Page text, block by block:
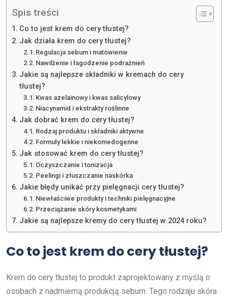
Spis treści
Co to jest krem do cery tłustej?
Jak działa krem do cery tłustej?
Regulacja sebum i matowienie
Nawilżenie i łagodzenie podrażnień
Jakie są najlepsze składniki w kremach do cery
tłustej?
Kwas azelainowy i kwas salicylowy
Niacynamid i ekstrakty roślinne
Jak dobrać krem do cery tłustej?
Rodzaj produktu i składniki aktywne
Formuły lekkie i niekomedogenne
Jak stosować krem do cery tłustej?
Oczyszczanie i tonizacja
Peelingi i złuszczanie naskórka
Jakie błędy unikać przy pielęgnacji cery tłustej?
Niewłaściwe produkty i techniki pielęgnacyjne
Przeciążanie skóry kosmetykami
Jakie są najlepsze kremy do cery tłustej w 2024 roku?
Co to jest krem do cery tłustej?
Krem do cery tłustej to produkt zaprojektowany z myślą o
osobach z nadmierną produkcją sebum. Tego rodzaju skóra